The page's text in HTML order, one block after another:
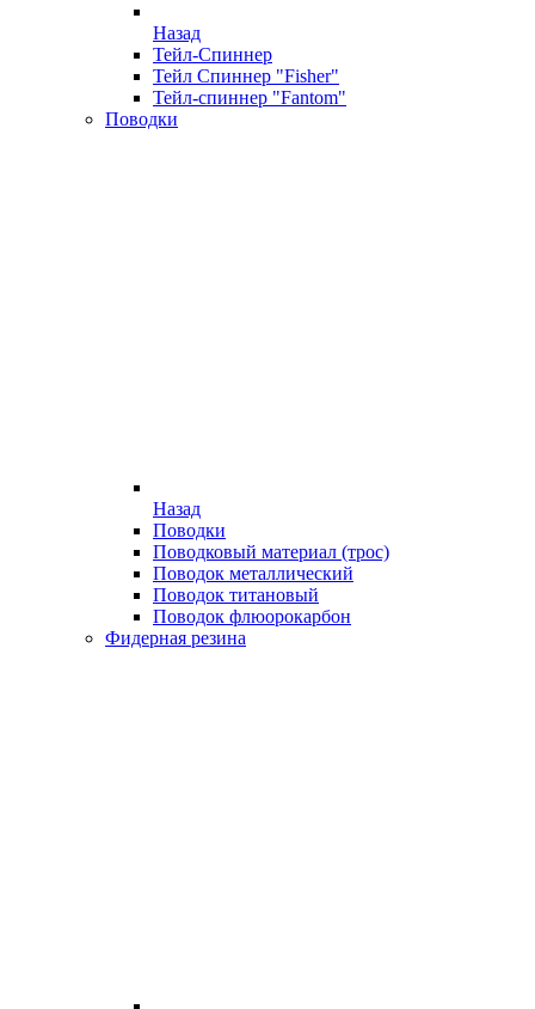
Назад
Тейл-Спиннер
Тейл Спиннер "Fisher"
Тейл-спиннер "Fantom"
Поводки
Назад
Поводки
Поводковый материал (трос)
Поводок металлический
Поводок титановый
Поводок флюорокарбон
Фидерная резина